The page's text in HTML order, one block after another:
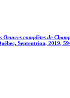
Oeuvres complètes de
Septentrion, 2019,